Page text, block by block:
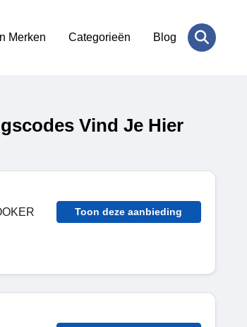
Merken Categorieën Blog
Vind Je Hier
Toon deze aanbieding